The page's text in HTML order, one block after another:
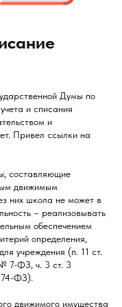
Думы по
и списания
и
Привел ссылки на
составляющие
движимым
них школа не может в
– реализовывать
обеспечением
определения,
учреждения (п. 11 ст.
7-ФЗ, ч. 3 ст. 3
ФЗ).
движимого имущества